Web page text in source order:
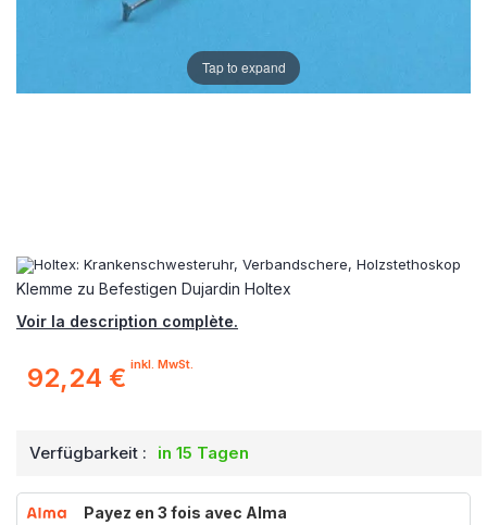
Klemme zu Befestigen Dujardin Holtex
Voir la description complète.
92,24 € inkl. MwSt.
Verfügbarkeit : in 15 Tagen
Payez en 3 fois avec Alma
Tap to expand